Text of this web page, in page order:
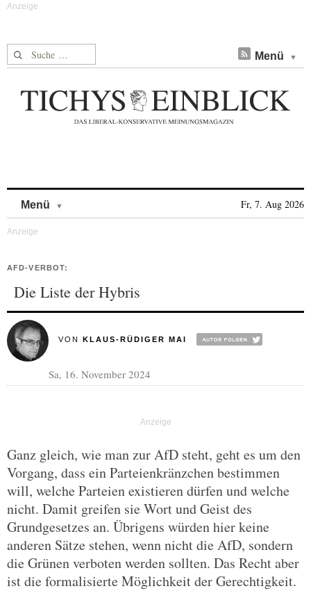
Suche nach: Menü
Menü Fr, 7. Aug 2026
AFD-VERBOT:
Die Liste der Hybris
VON KLAUS-RÜDIGER MAI
Sa, 16. November 2024
Ganz gleich, wie man zur AfD steht, geht es um den
Vorgang, dass ein Parteienkränzchen bestimmen
will, welche Parteien existieren dürfen und welche
nicht. Damit greifen sie Wort und Geist des
Grundgesetzes an. Übrigens würden hier keine
anderen Sätze stehen, wenn nicht die AfD, sondern
die Grünen verboten werden sollten. Das Recht aber
ist die formalisierte Möglichkeit der Gerechtigkeit.